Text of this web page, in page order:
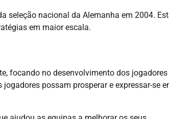
seleção nacional da Alemanha em 2004.
em maior escala.
focando no desenvolvimento dos jogadores
possam prosperar e expressar-se